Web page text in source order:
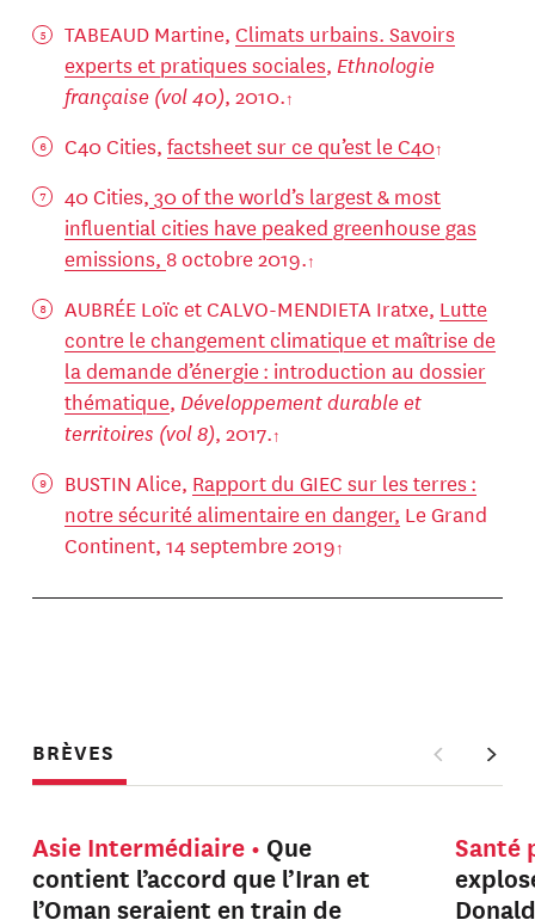
TABEAUD Martine, Climats urbains. Savoirs
experts et pratiques sociales, Ethnologie
française (vol 40), 2010.
C40 Cities, factsheet sur ce qu’est le C40
40 Cities, 30 of the world’s largest & most
influential cities have peaked greenhouse gas
emissions, 8 octobre 2019.
AUBRÉE Loïc et CALVO-MENDIETA Iratxe, Lutte
contre le changement climatique et maîtrise de
la demande d’énergie : introduction au dossier
thématique, Développement durable et
territoires (vol 8), 2017.
BUSTIN Alice, Rapport du GIEC sur les terres :
notre sécurité alimentaire en danger, Le Grand
Continent, 14 septembre 2019
BRÈVES
Asie Intermédiaire
Que
contient l’accord que l’Iran et
l’Oman seraient en train de
Santé